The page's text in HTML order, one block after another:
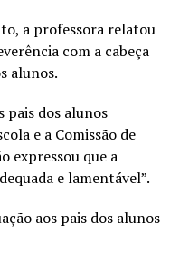
a professora relatou
com a cabeça
alunos.
pais dos alunos
e a Comissão de
expressou que a
e lamentável”.
aos pais dos alunos